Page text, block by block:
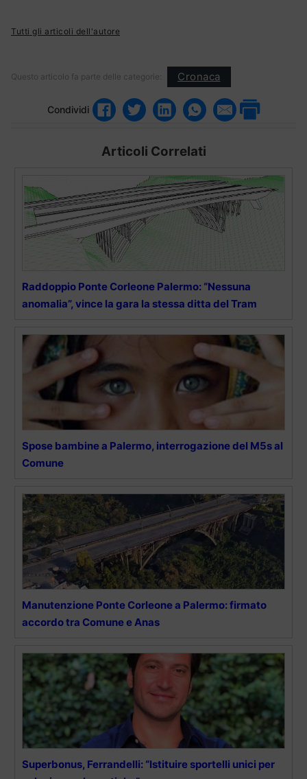
Tutti gli articoli dell'autore
Questo articolo fa parte delle categorie: Cronaca
Condividi
Articoli Correlati
Raddoppio Ponte Corleone Palermo: “Nessuna
anomalia”, vince la gara la stessa ditta del Tram
Spose bambine a Palermo, interrogazione del M5s al
Comune
Manutenzione Ponte Corleone a Palermo: firmato
accordo tra Comune e Anas
Superbonus, Ferrandelli: “Istituire sportelli unici per